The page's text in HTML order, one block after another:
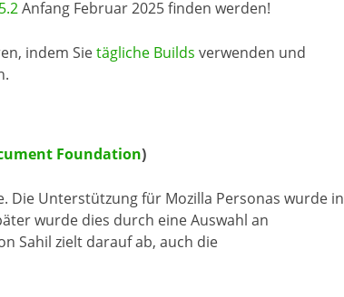
Anfang Februar 2025 finden werden!
indem Sietägliche Builds verwenden und
Foundation)
Die Unterstützung für Mozilla Personas wurde in
wurde dies durch eine Auswahl an
Sahil zielt darauf ab, auch die